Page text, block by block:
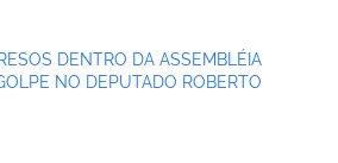
DENTRO DA ASSEMBLÉIA
NO DEPUTADO ROBERTO